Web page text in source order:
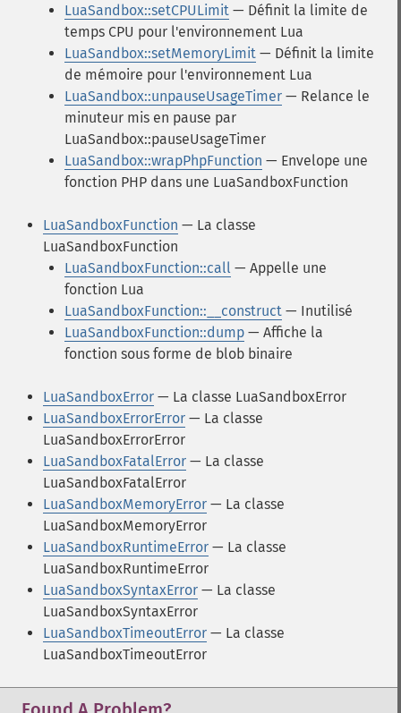
LuaSandbox::setCPULimit — Définit la limite de
temps CPU pour l'environnement Lua
LuaSandbox::setMemoryLimit — Définit la limite
de mémoire pour l'environnement Lua
LuaSandbox::unpauseUsageTimer — Relance le
minuteur mis en pause par
LuaSandbox::pauseUsageTimer
LuaSandbox::wrapPhpFunction — Envelope une
fonction PHP dans une LuaSandboxFunction
LuaSandboxFunction — La classe
LuaSandboxFunction
LuaSandboxFunction::call — Appelle une
fonction Lua
LuaSandboxFunction::__construct — Inutilisé
LuaSandboxFunction::dump — Affiche la
fonction sous forme de blob binaire
LuaSandboxError — La classe LuaSandboxError
LuaSandboxErrorError — La classe
LuaSandboxErrorError
LuaSandboxFatalError — La classe
LuaSandboxFatalError
LuaSandboxMemoryError — La classe
LuaSandboxMemoryError
LuaSandboxRuntimeError — La classe
LuaSandboxRuntimeError
LuaSandboxSyntaxError — La classe
LuaSandboxSyntaxError
LuaSandboxTimeoutError — La classe
LuaSandboxTimeoutError